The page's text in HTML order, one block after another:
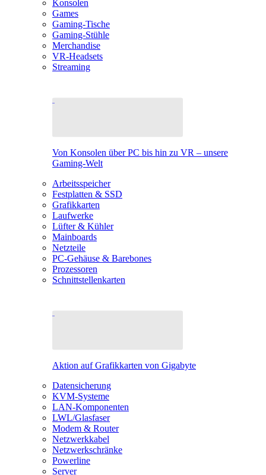
Konsolen
Games
Gaming-Tische
Gaming-Stühle
Merchandise
VR-Headsets
Streaming
Von Konsolen über PC bis hin zu VR – unsere
Gaming-Welt
Arbeitsspeicher
Festplatten & SSD
Grafikkarten
Laufwerke
Lüfter & Kühler
Mainboards
Netzteile
PC-Gehäuse & Barebones
Prozessoren
Schnittstellenkarten
Aktion auf Grafikkarten von Gigabyte
Datensicherung
KVM-Systeme
LAN-Komponenten
LWL/Glasfaser
Modem & Router
Netzwerkkabel
Netzwerkschränke
Powerline
Server